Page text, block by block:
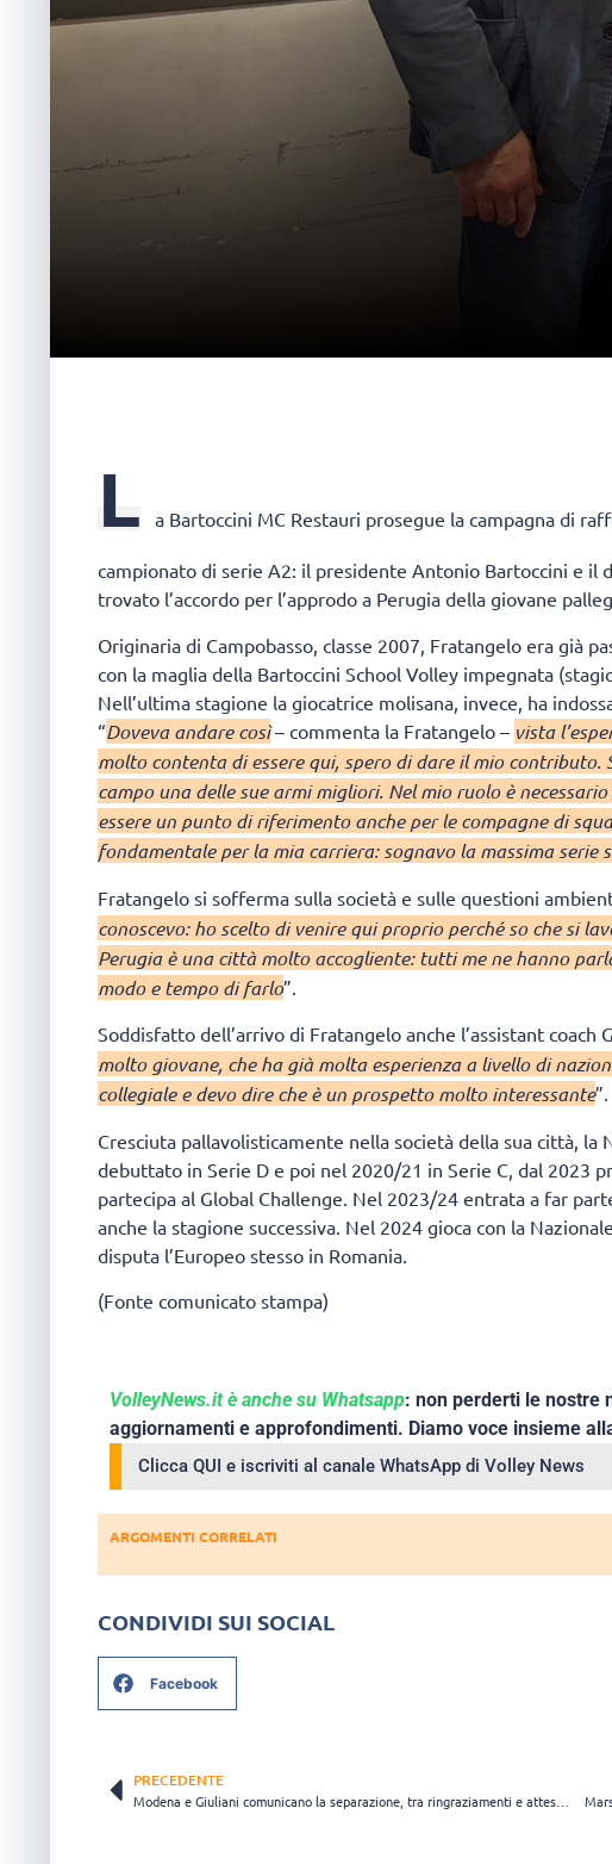
L a Bartoccini MC Restauri prosegue la campagna di
campionato di serie A2: il presidente Antonio Bartoccini e
trovato l’accordo per l’approdo a Perugia della giovane
Originaria di Campobasso, classe 2007, Fratangelo era già
con la maglia della Bartoccini School Volley impegnata
Nell’ultima stagione la giocatrice molisana, invece, ha
“Doveva andare così– commenta la Fratangelo – vista
molto contenta di essere qui, spero di dare il mio contributo.
campo una delle sue armi migliori. Nel mio ruolo è
essere un punto di riferimento anche per le compagne di
fondamentale per la mia carriera: sognavo la massima serie
Fratangelo si sofferma sulla società e sulle questioni
conoscevo: ho scelto di venire qui proprio perché so che si
Perugia è una città molto accogliente: tutti me ne hanno
modo e tempo di farlo”.
Soddisfatto dell’arrivo di Fratangelo anche l’assistant coach
molto giovane, che ha già molta esperienza a livello di
collegiale e devo dire che è un prospetto molto interessante”.
Cresciuta pallavolisticamente nella società della sua città, la
debuttato in Serie D e poi nel 2020/21 in Serie C, dal 2023
partecipa al Global Challenge. Nel 2023/24 entrata a far
anche la stagione successiva. Nel 2024 gioca con la
disputa l’Europeo stesso in Romania.
(Fonte comunicato stampa)
VolleyNews.it è anche su Whatsapp: non perderti le nostre
aggiornamenti e approfondimenti. Diamo voce insieme
Clicca QUI e iscriviti al canale WhatsApp di Volley News
ARGOMENTI CORRELATI
CONDIVIDI SUI SOCIAL
Facebook
PRECEDENTE
Modena e Giuliani comunicano la separazione, tra ringraziamenti e attestati di stima